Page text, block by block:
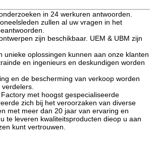
in 24 werkuren antwoorden.
zullen al uw vragen in het
zijn beschikbaar. UEM & UBM zijn
unieke oplossingen kunnen aan onze klanten
en ingenieurs en deskundigen worden
en de bescherming van verkoop worden
met hoogst gespecialiseerde
zich bij het veroorzaken van diverse
met meer dan 20 jaar van ervaring en
te leveren kwaliteitsproducten dieop u aan
kunt vertrouwen.